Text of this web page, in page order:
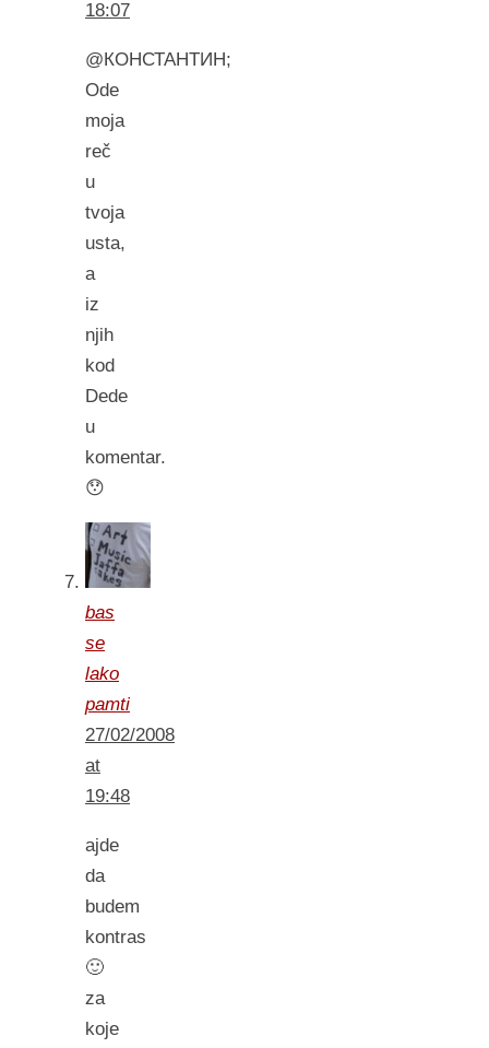
18:07
@КОНСТАНТИН;
Ode
moja
reč
u
tvoja
usta,
a
iz
njih
kod
Dede
u
komentar.
😯
bas
se
lako
pamti
27/02/2008
at
19:48
ajde
da
budem
kontras
🙂
za
koje